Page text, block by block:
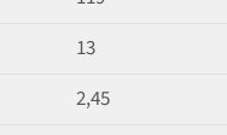
13
2,45